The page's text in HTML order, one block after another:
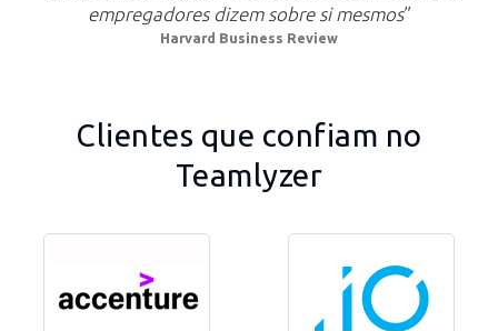
empregadores dizem sobre si mesmos”
Harvard Business Review
Clientes que confiam no
Teamlyzer